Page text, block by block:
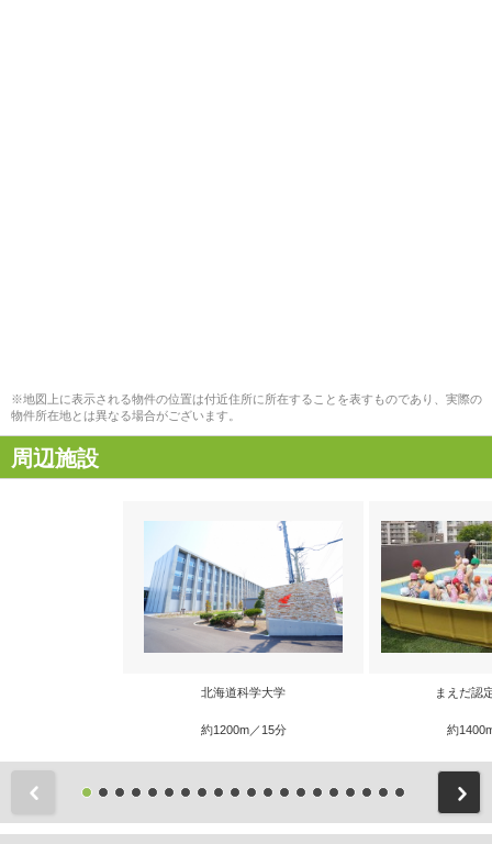
※地図上に表示される物件の位置は付近住所に所在することを表すものであり、実際の
物件所在地とは異なる場合がございます。
周辺施設
北海道科学大学
約1200m／15分
まえだ認
約